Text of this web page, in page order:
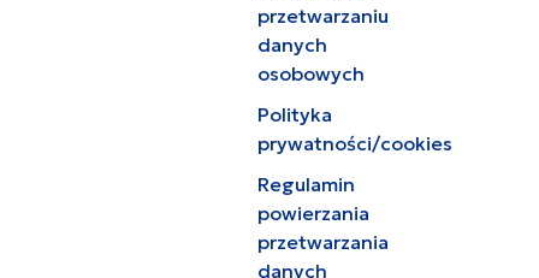
przetwarzaniu
danych
osobowych
Polityka
prywatności/cookies
Regulamin
powierzania
przetwarzania
danych